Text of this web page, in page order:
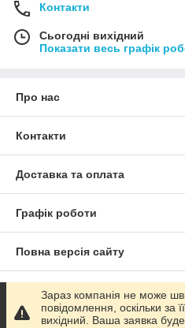
Контакти
Сьогодні вихідний
Показати весь графік
Про нас
Контакти
Доставка та оплата
Графік роботи
Повна версія сайту
Сайт створено на
Зараз компанія не може
повідомлення, оскільки за
вихідний. Ваша заявка